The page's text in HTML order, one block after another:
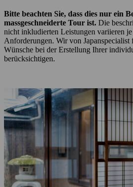
Bitte beachten Sie, dass dies nur ein
massgeschneiderte Tour ist. Die
nicht inkludierten Leistungen variieren
Anforderungen. Wir von Japanspecialist
Wünsche bei der Erstellung Ihrer
berücksichtigen.